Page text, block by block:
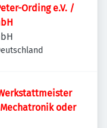
Ording e.V. /
oder